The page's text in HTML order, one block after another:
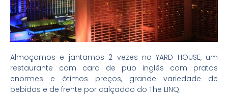
Almoçamos e jantamos 2 vezes no YARD HOUSE, um
restaurante com cara de pub inglês com pratos
enormes e ótimos preços, grande variedade de
bebidas e de frente por calçadão do The LINQ.